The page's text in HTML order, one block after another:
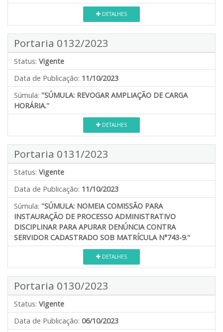
DETALHES
Portaria 0132/2023
Status: Vigente
Data de Publicação: 11/10/2023
Súmula: ''SÚMULA: REVOGAR AMPLIAÇÃO DE CARGA
HORÁRIA.''
DETALHES
Portaria 0131/2023
Status: Vigente
Data de Publicação: 11/10/2023
Súmula: ''SÚMULA: NOMEIA COMISSÃO PARA
INSTAURAÇÃO DE PROCESSO ADMINISTRATIVO
DISCIPLINAR PARA APURAR DENÚNCIA CONTRA
SERVIDOR CADASTRADO SOB MATRÍCULA N°743-9.''
DETALHES
Portaria 0130/2023
Status: Vigente
Data de Publicação: 06/10/2023